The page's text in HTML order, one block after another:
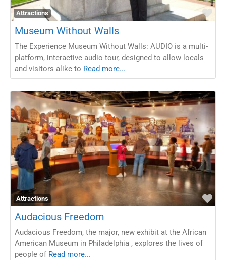
Attractions
Museum Without Walls
The Experience Museum Without Walls: AUDIO is a multi-
platform, interactive audio tour, designed to allow locals
and visitors alike to Read more...
Attractions
Audacious Freedom
Audacious Freedom, the major, new exhibit at the African
American Museum in Philadelphia , explores the lives of
people of Read more...